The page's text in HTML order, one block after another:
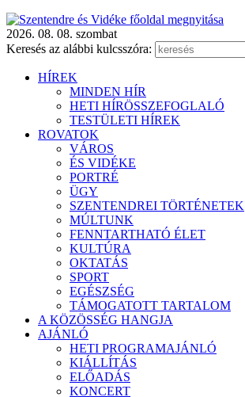
2026. 08. 08. szombat
Keresés az alábbi kulcsszóra:
HÍREK
MINDEN HÍR
HETI HÍRÖSSZEFOGLALÓ
TESTÜLETI HÍREK
ROVATOK
VÁROS
ÉS VIDÉKE
PORTRÉ
ÜGY
SZENTENDREI TÖRTÉNETEK
MÚLTUNK
FENNTARTHATÓ ÉLET
KULTÚRA
OKTATÁS
SPORT
EGÉSZSÉG
TÁMOGATOTT TARTALOM
A KÖZÖSSÉG HANGJA
AJÁNLÓ
HETI PROGRAMAJÁNLÓ
KIÁLLÍTÁS
ELŐADÁS
KONCERT